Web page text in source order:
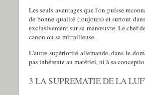
Les seuls avantages que l'on puisse
de bonne qualité (toujours) et surtout
exclusivement sur sa manœuvre. Le chef
canon ou sa mitrailleuse.
L'autre supériorité allemande, dans le
pas inhérente au matériel, ni à sa
3 LA SUPREMATIE DE LA